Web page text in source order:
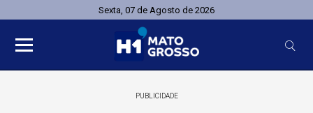
Sexta, 07 de Agosto de 2026
PUBLICIDADE